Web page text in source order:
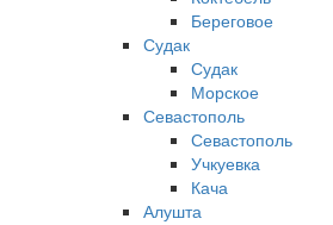
Береговое
Судак
Судак
Морское
Севастополь
Севастополь
Учкуевка
Кача
Алушта